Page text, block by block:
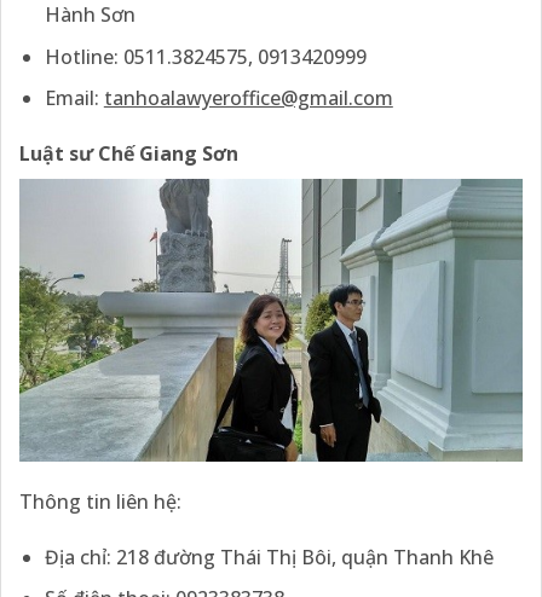
Hành Sơn
Hotline: 0511.3824575, 0913420999
Email: tanhoalawyeroffice@gmail.com
Luật sư Chế Giang Sơn
Thông tin liên hệ:
Địa chỉ: 218 đường Thái Thị Bôi, quận Thanh Khê